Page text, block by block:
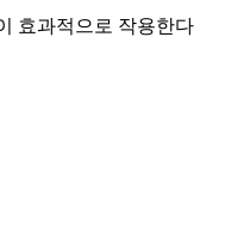
효과적으로 작용한다